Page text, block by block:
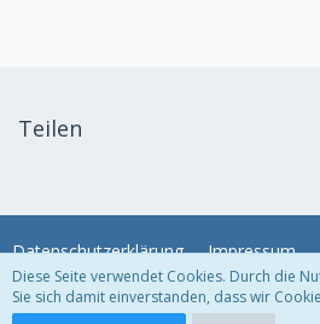
Teilen
Datenschutzerklärung Impressum
Diese Seite verwendet Cookies. Durch die
Sie sich damit einverstanden, dass wir